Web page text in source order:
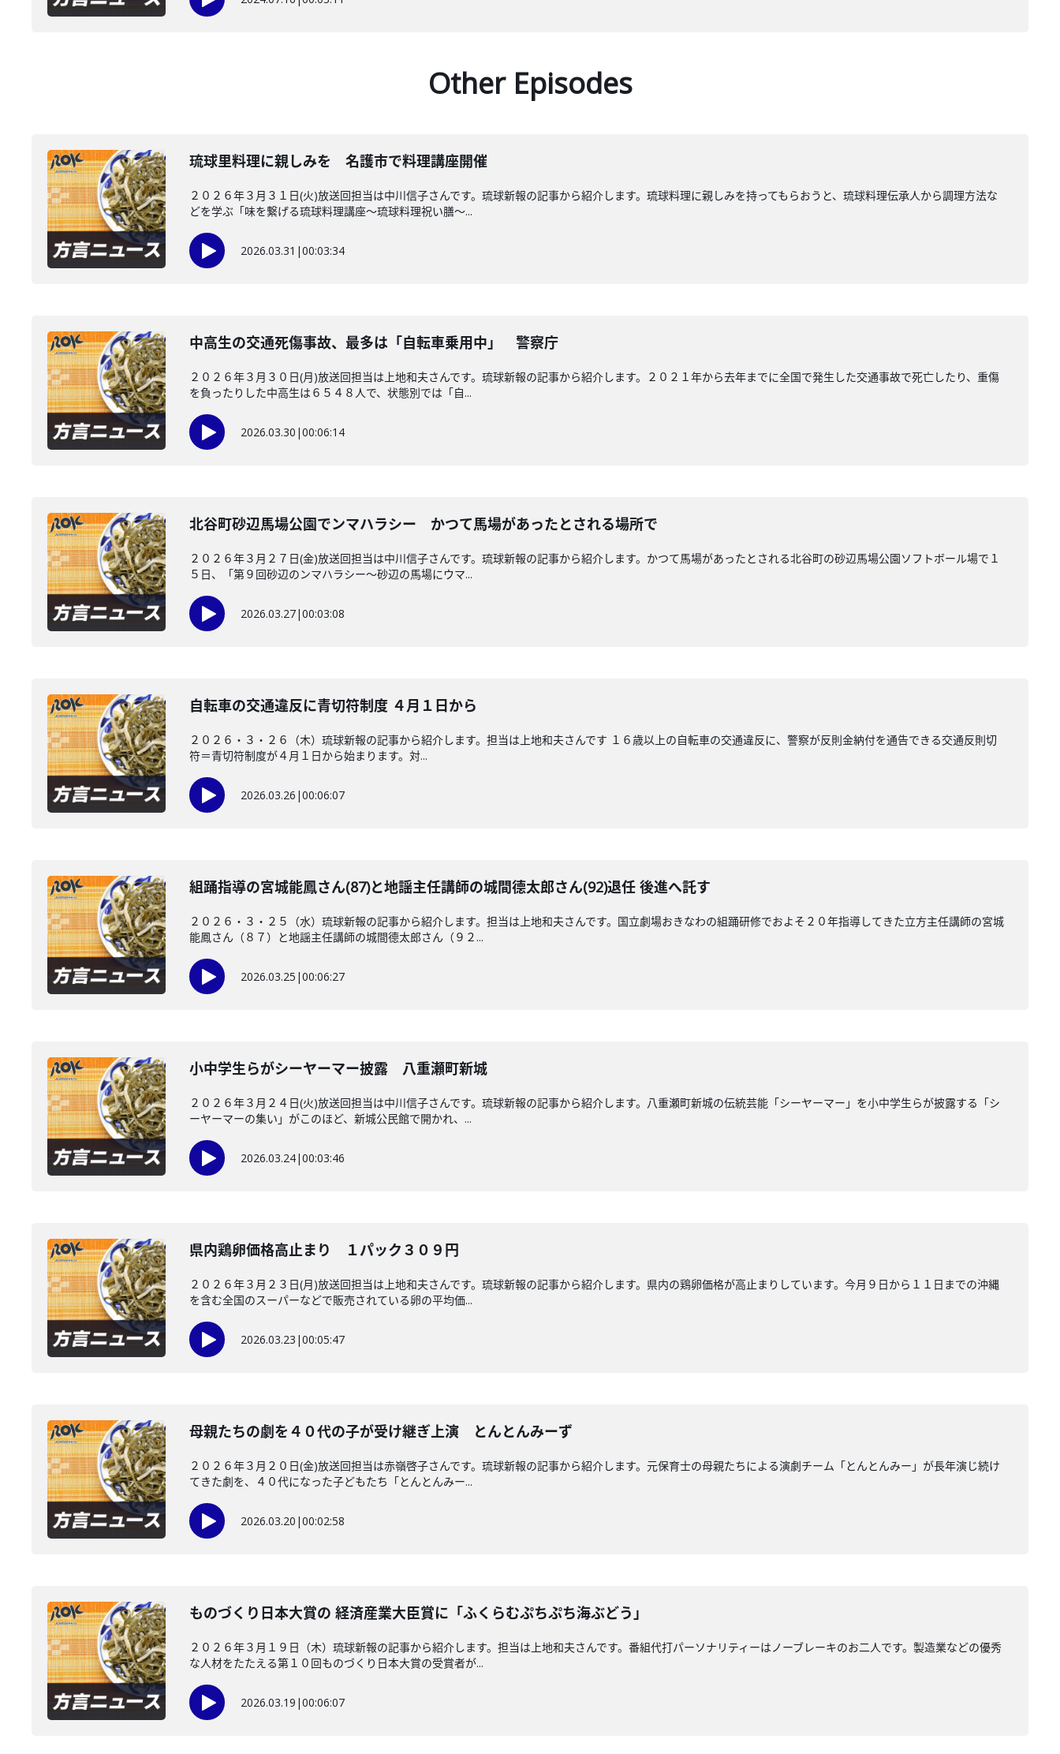
Other Episodes
琉球里料理に親しみを 名護市で料理講座開催
２０２６年３月３１日(火)放送回担当は中川信子さんです。琉球新報の記事から紹介します。琉球料理に親しみを持ってもらおうと、琉球料理伝承人から調理方法な
どを学ぶ「味を繋げる琉球料理講座～琉球料理祝い膳～...
2026.03.31 |00:03:34
中高生の交通死傷事故、最多は「自転車乗用中」 警察庁
２０２６年３月３０日(月)放送回担当は上地和夫さんです。琉球新報の記事から紹介します。２０２１年から去年までに全国で発生した交通事故で死亡したり、重傷
を負ったりした中高生は６５４８人で、状態別では「自...
2026.03.30 |00:06:14
北谷町砂辺馬場公園でンマハラシー かつて馬場があったとされる場所で
２０２６年３月２７日(金)放送回担当は中川信子さんです。琉球新報の記事から紹介します。かつて馬場があったとされる北谷町の砂辺馬場公園ソフトボール場で１
５日、「第９回砂辺のンマハラシー～砂辺の馬場にウマ...
2026.03.27|00:03:08
自転車の交通違反に青切符制度 ４月１日から
２０２６・３・２６（木）琉球新報の記事から紹介します。担当は上地和夫さんです １６歳以上の自転車の交通違反に、警察が反則金納付を通告できる交通反則切
符＝青切符制度が４月１日から始まります。対...
2026.03.26 |00:06:07
組踊指導の宮城能鳳さん(87)と地謡主任講師の城間德太郎さん(92)退任 後進へ託す
２０２６・３・２５（水）琉球新報の記事から紹介します。担当は上地和夫さんです。国立劇場おきなわの組踊研修でおよそ２０年指導してきた立方主任講師の宮城
能鳳さん（８７）と地謡主任講師の城間德太郎さん（９２...
2026.03.25 |00:06:27
小中学生らがシーヤーマー披露 八重瀬町新城
２０２６年３月２４日(火)放送回担当は中川信子さんです。琉球新報の記事から紹介します。八重瀬町新城の伝統芸能「シーヤーマー」を小中学生らが披露する「シ
ーヤーマーの集い」がこのほど、新城公民館で開かれ、...
2026.03.24|00:03:46
県内鶏卵価格高止まり １パック３０９円
２０２６年３月２３日(月)放送回担当は上地和夫さんです。琉球新報の記事から紹介します。県内の鶏卵価格が高止まりしています。今月９日から１１日までの沖縄
を含む全国のスーパーなどで販売されている卵の平均価...
2026.03.23 |00:05:47
母親たちの劇を４０代の子が受け継ぎ上演 とんとんみーず
２０２６年３月２０日(金)放送回担当は赤嶺啓子さんです。琉球新報の記事から紹介します。元保育士の母親たちによる演劇チーム「とんとんみー」が長年演じ続け
てきた劇を、４０代になった子どもたち「とんとんみー...
2026.03.20 |00:02:58
ものづくり日本大賞の 経済産業大臣賞に「ふくらむぷちぷち海ぶどう」
２０２６年３月１９日（木）琉球新報の記事から紹介します。担当は上地和夫さんです。番組代打パーソナリティーはノーブレーキのお二人です。製造業などの優秀
な人材をたたえる第１０回ものづくり日本大賞の受賞者が...
2026.03.19 |00:06:07